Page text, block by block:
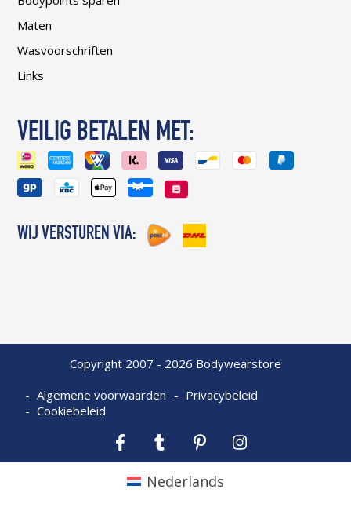
Maten
Wasvoorschriften
Links
VEILIG BETALEN MET:
WIJ VERSTUREN VIA:
Copyright 2007 - 2026 Bodywearstore
Algemene voorwaarden
Privacybeleid
Cookiebeleid
Facebook Tumblr Pinterest
Nederlands